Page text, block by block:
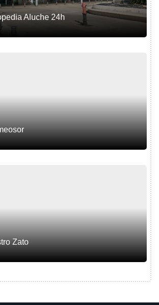
Aluche 24h
Zato